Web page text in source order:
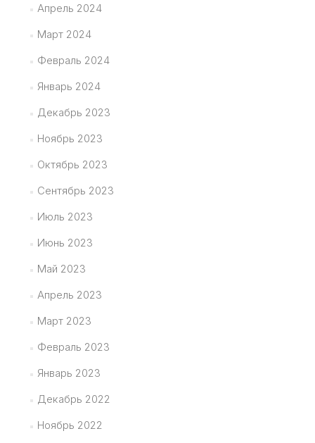
Апрель 2024
Март 2024
Февраль 2024
Январь 2024
Декабрь 2023
Ноябрь 2023
Октябрь 2023
Сентябрь 2023
Июль 2023
Июнь 2023
Май 2023
Апрель 2023
Март 2023
Февраль 2023
Январь 2023
Декабрь 2022
Ноябрь 2022